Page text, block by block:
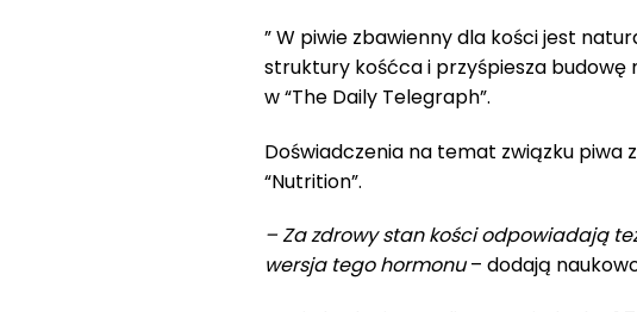
” W piwie zbawienny dla kości jest
struktury kośćca i przyśpiesza
w “The Daily Telegraph”.
Doświadczenia na temat związku piwa
“Nutrition”.
– Za zdrowy stan kości odpowiadają
wersja tego hormonu– dodają